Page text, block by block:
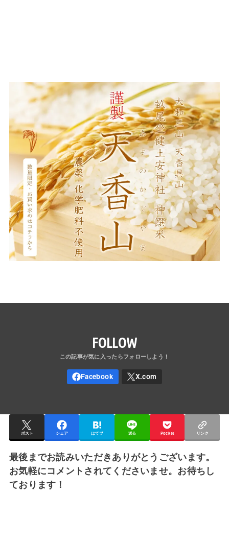
FOLLOW
ポスト シェア はてブ 送る Pocket リンク
最後までお読みいただきありがとうございます。
お気軽にコメントされてくださいませ。お待ちし
ております！